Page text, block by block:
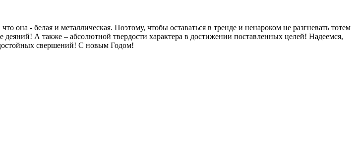
она - белая и металлическая. Поэтому, чтобы оставаться в тренде и ненароком не разгневать тотем
А также – абсолютной твердости характера в достижении поставленных целей! Надеемся,
свершений! С новым Годом!